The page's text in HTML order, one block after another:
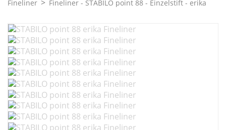
Fineliner
Fineliner - STABILO point 88 - Einzelstift - erika